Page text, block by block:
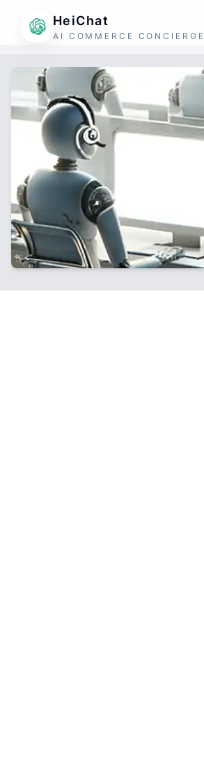
HeiChat
AI COMMERCE CONCIERGE